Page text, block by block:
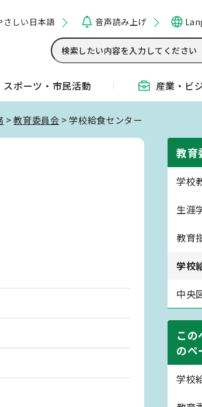
さしい日本語 音声読み上げ
スポーツ・ 市民活動 産業・ ビ
>教育委員会 > 学校給食センター
教育
学校
生涯
教育
学校
中央
この
のペ
学校